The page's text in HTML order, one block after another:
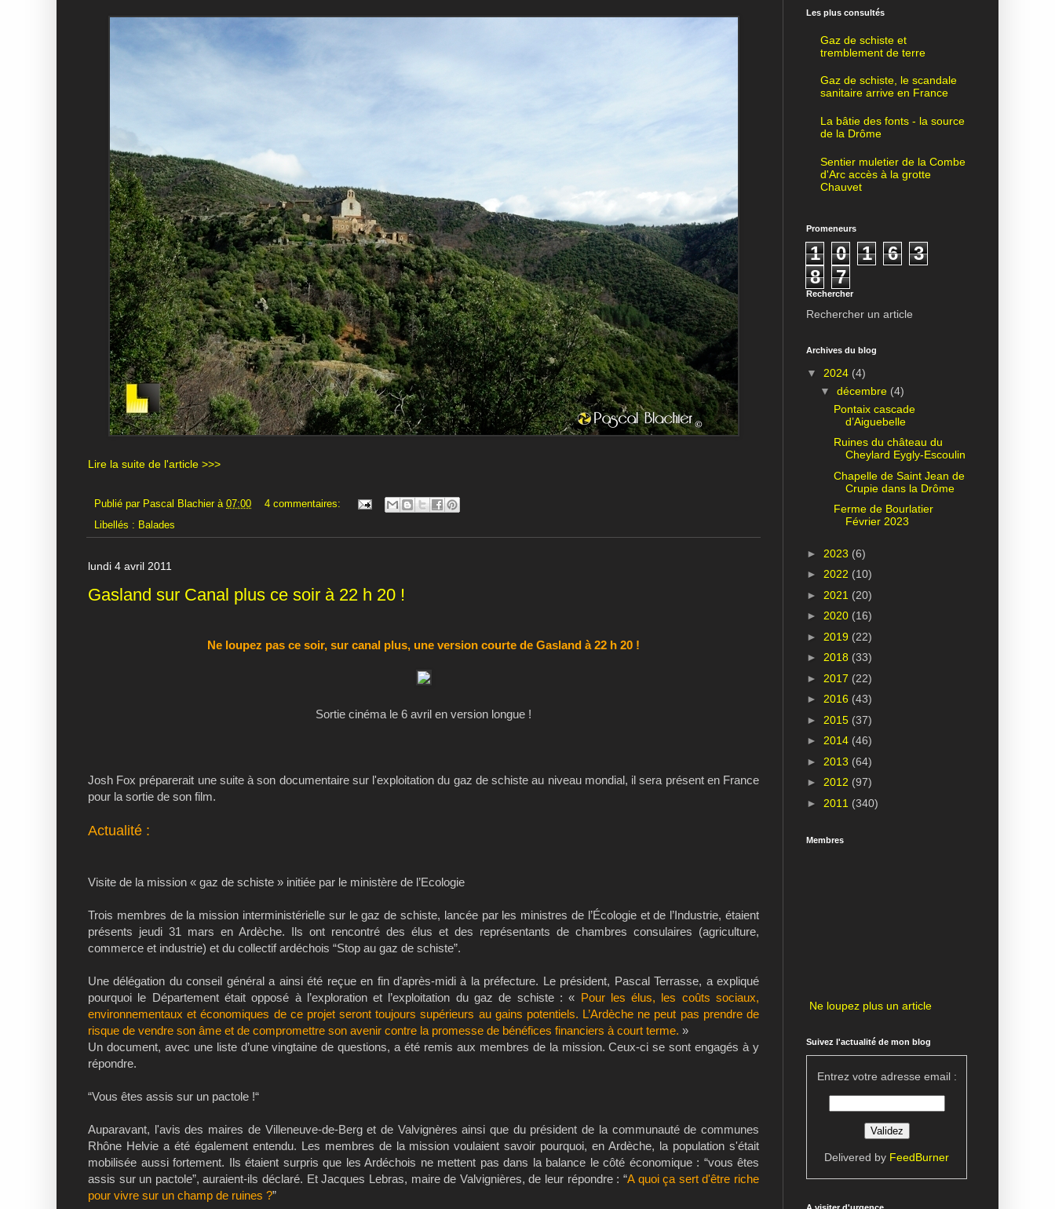
Lire la suite de l'article >>>
Publié par Pascal Blachier à 07:00
4 commentaires:
Libellés : Balades
lundi 4 avril 2011
Gasland sur Canal plus ce soir à 22 h 20 !
Ne loupez pas ce soir, sur canal plus, une version courte de Gasland à 22 h 20 !
Sortie cinéma le 6 avril en version longue !
Josh Fox préparerait une suite à son documentaire sur l'exploitation du gaz de schiste au niveau mondial, il sera présent en France
pour la sortie de son film.
Actualité :
Visite de la mission « gaz de schiste » initiée par le ministère de l’Ecologie
Trois membres de la mission interministérielle sur le gaz de schiste, lancée par les ministres de l’Écologie et de l’Industrie, étaient
présents jeudi 31 mars en Ardèche. Ils ont rencontré des élus et des représentants de chambres consulaires (agriculture,
commerce et industrie) et du collectif ardéchois “Stop au gaz de schiste”.
Une délégation du conseil général a ainsi été reçue en fin d’après-midi à la préfecture. Le président, Pascal Terrasse, a expliqué
pourquoi le Département était opposé à l’exploration et l’exploitation du gaz de schiste : « Pour les élus, les coûts sociaux,
environnementaux et économiques de ce projet seront toujours supérieurs au gains potentiels. L’Ardèche ne peut pas prendre de
risque de vendre son âme et de compromettre son avenir contre la promesse de bénéfices financiers à court terme. »
Un document, avec une liste d’une vingtaine de questions, a été remis aux membres de la mission. Ceux-ci se sont engagés à y
répondre.
“Vous êtes assis sur un pactole !“
Auparavant, l'avis des maires de Villeneuve-de-Berg et de Valvignères ainsi que du président de la communauté de communes
Rhône Helvie a été également entendu. Les membres de la mission voulaient savoir pourquoi, en Ardèche, la population s'était
mobilisée aussi fortement. Ils étaient surpris que les Ardéchois ne mettent pas dans la balance le côté économique : “vous êtes
assis sur un pactole”, auraient-ils déclaré. Et Jacques Lebras, maire de Valvignières, de leur répondre : “A quoi ça sert d'être riche
pour vivre sur un champ de ruines ?”
Les plus consultés
Gaz de schiste et
tremblement de terre
Gaz de schiste, le scandale
sanitaire arrive en France
La bâtie des fonts - la source
de la Drôme
Sentier muletier de la Combe
d'Arc accès à la grotte
Chauvet
Promeneurs
1 0 1 6
3
8
7
Rechercher
Rechercher un article
Archives du blog
▼ 2024 (4)
▼ décembre (4)
Pontaix cascade
d’Aiguebelle
Ruines du château du
Cheylard Eygly-Escoulin
Chapelle de Saint Jean de
Crupie dans la Drôme
Ferme de Bourlatier
Février 2023
► 2023 (6)
► 2022 (10)
► 2021 (20)
► 2020 (16)
► 2019 (22)
► 2018 (33)
► 2017 (22)
► 2016 (43)
► 2015 (37)
► 2014 (46)
► 2013 (64)
► 2012 (97)
► 2011 (340)
Membres
Ne loupez plus un article
Suivez l'actualité de mon blog
Entrez votre adresse email :
Delivered by FeedBurner